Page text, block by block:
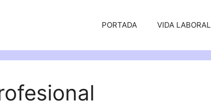
PORTADA VIDA LABORAL